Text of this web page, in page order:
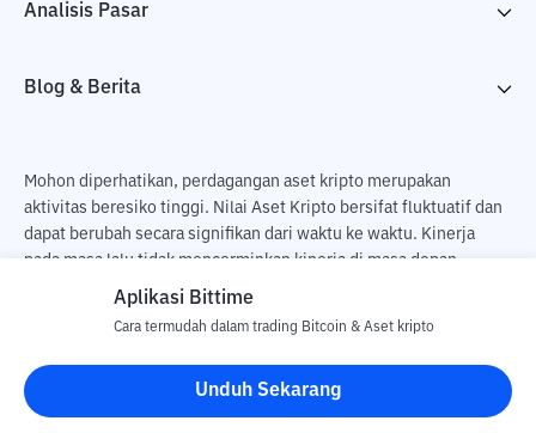
Analisis Pasar
Blog & Berita
Mohon diperhatikan, perdagangan aset kripto merupakan
aktivitas beresiko tinggi. Nilai Aset Kripto bersifat fluktuatif dan
dapat berubah secara signifikan dari waktu ke waktu. Kinerja
pada masa lalu tidak mencerminkan kinerja di masa depan.
Terdapat risiko kehilangan sebagai dampak dari membeli dan
pengguna. PT Utama Aset Digital Indonesia (Bittime) tidak
bertanggung jawab atas perubahan fluktuasi dari nilai tukar Aset
Kripto.
Aplikasi Bittime
Cara termudah dalam trading Bitcoin & Aset kripto
Unduh Sekarang